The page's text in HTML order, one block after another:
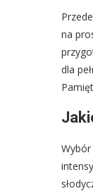
na
dla